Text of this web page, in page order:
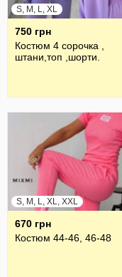
S, M, L, XL
750 грн
Костюм 4 сорочка ,
штани,топ ,шорти.
S, M, L, XL, XXL
670 грн
Костюм 44-46, 46-48